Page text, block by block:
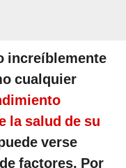
increíblemente
cualquier
la salud de su
verse
factores. Por